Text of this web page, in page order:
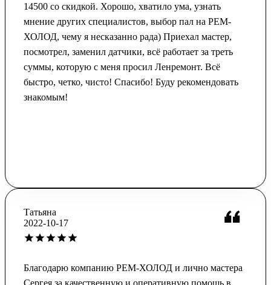
14500 со скидкой. Хорошо, хватило ума, узнать
мнение других специалистов, выбор пал на РЕМ-
ХОЛОД, чему я несказанно рада) Приехал мастер,
посмотрел, заменил датчики, всё работает за треть
суммы, которую с меня просил Ленремонт. Всё
быстро, четко, чисто! Спасибо! Буду рекомендовать
знакомым!
Татьяна
2022-10-17
Благодарю компанию РЕМ-ХОЛОД и лично мастера
Сергея за качественную и оперативную помощь в